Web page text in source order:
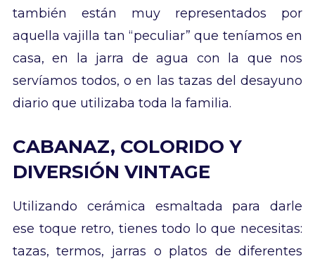
también están muy representados por
aquella vajilla tan “peculiar” que teníamos en
casa, en la jarra de agua con la que nos
servíamos todos, o en las tazas del desayuno
diario que utilizaba toda la familia.
CABANAZ, COLORIDO Y
DIVERSIÓN VINTAGE
Utilizando cerámica esmaltada para darle
ese toque retro, tienes todo lo que necesitas:
tazas, termos, jarras o platos de diferentes